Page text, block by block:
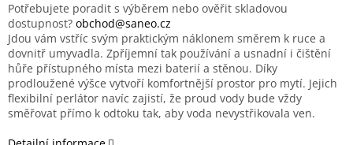
Potřebujete poradit s výběrem nebo ověřit skladovou
dostupnost? obchod@saneo.cz
Jdou vám vstříc svým praktickým náklonem směrem k ruce a
dovnitř umyvadla. Zpříjemní tak používání a usnadní i čištění
hůře přístupného místa mezi baterií a stěnou. Díky
prodloužené výšce vytvoří komfortnější prostor pro mytí. Jejich
flexibilní perlátor navíc zajistí, že proud vody bude vždy
směřovat přímo k odtoku tak, aby voda nevystřikovala ven.